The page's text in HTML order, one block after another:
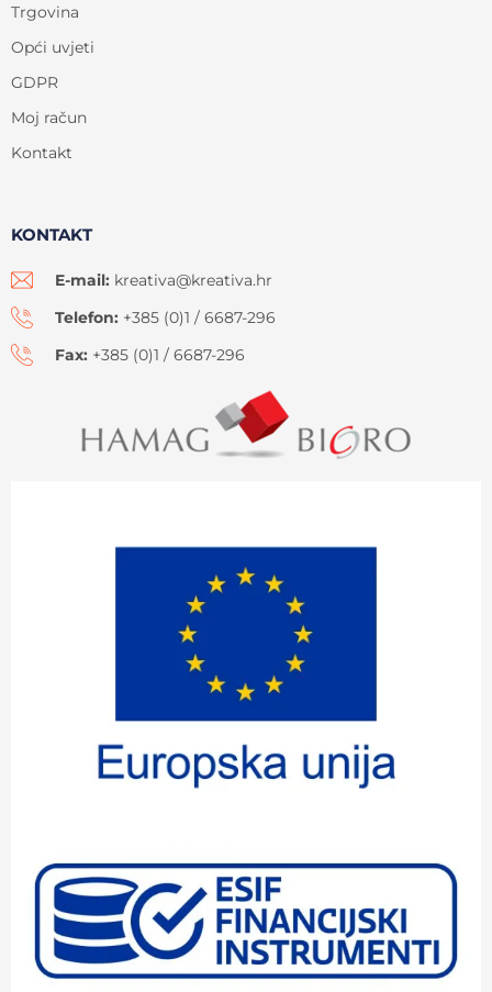
Trgovina
Opći uvjeti
GDPR
Moj račun
Kontakt
KONTAKT
E-mail: kreativa@kreativa.hr
Telefon: +385 (0)1 / 6687-296
Fax: +385 (0)1 / 6687-296